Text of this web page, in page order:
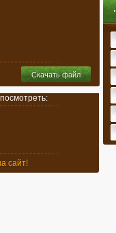
Скачать файл
сайт!